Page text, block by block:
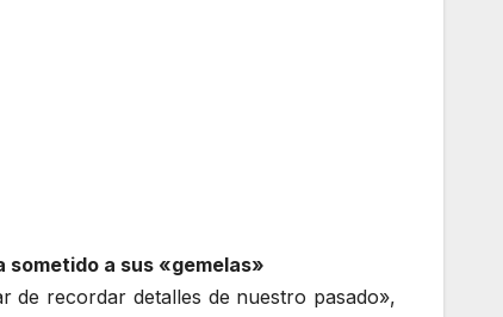
a sus «gemelas»
de recordar detalles de nuestro pasado»,